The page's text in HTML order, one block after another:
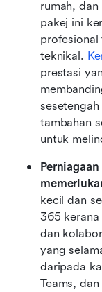
rumah,
pakej ini
profesional
teknikal.
prestasi
tambahan
untuk
kecil dan
365 kerana
dan
yang
daripada
Teams,